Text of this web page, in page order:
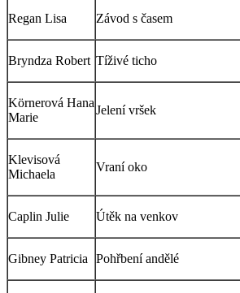
Regan Lisa Závod s časem
Bryndza Robert Tíživé ticho
Körnerová Hana
Marie
Jelení vršek
Klevisová
Michaela
Vraní oko
Caplin Julie Útěk na venkov
Gibney Patricia Pohřbení andělé